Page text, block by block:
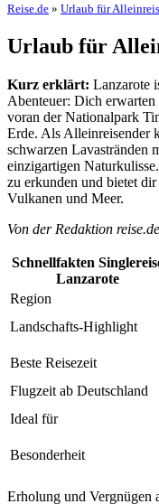
Reise.de » Urlaub für
Urlaub für
Kurz erklärt: Lanzarote
Abenteuer: Dich
voran der Nationalpark
Erde. Als Alleinreisender
schwarzen Lavastränden
einzigartigen
zu erkunden und bietet
Vulkanen und Meer.
Von der Redaktion
Schnellfakten
Lanzarote
Region
Landschafts-Highlight
Beste Reisezeit
Flugzeit ab Deutschland
Ideal für
Besonderheit
Erholung und Vergnügen